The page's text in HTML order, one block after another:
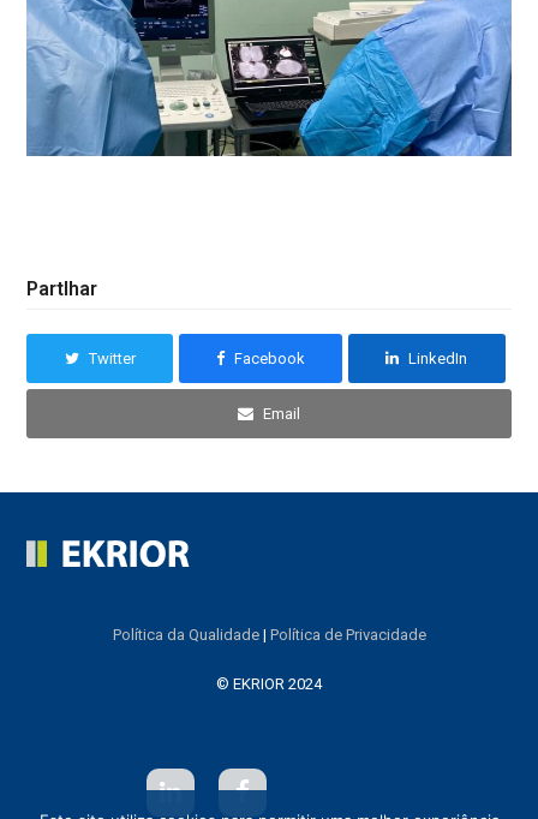
Partlhar
Twitter Facebook LinkedIn
Email
Política da Qualidade| Política de Privacidade
© EKRIOR 2024